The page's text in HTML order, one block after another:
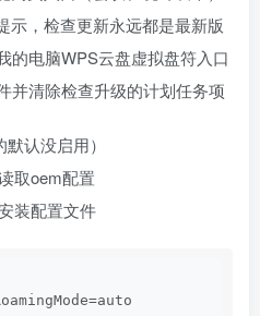
示，检查更新永远都是最新版
的电脑WPS云盘虚拟盘符入口
并清除检查升级的计划任务项
认没启用）
取oem配置
装配置文件